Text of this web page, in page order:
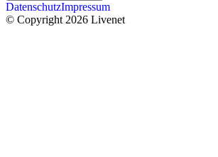
DatenschutzImpressum
© Copyright 2026 Livenet